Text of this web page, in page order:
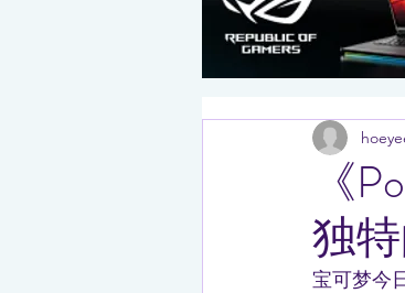
《
独
宝可梦今